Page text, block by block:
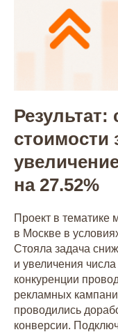
Результат:
стоимости
на 27.52%
Проект в тематике
в Москве в
Стояла задача
и увеличения
конкуренции
рекламных
проводились
конверсии.